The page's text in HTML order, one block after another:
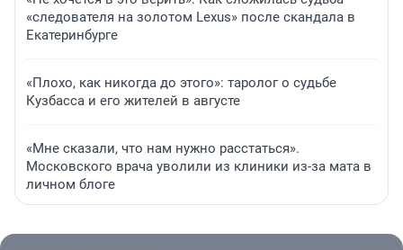
«следователя на золотом Lexus» после скандала в
Екатеринбурге
«Плохо, как никогда до этого»: таролог о судьбе
Кузбасса и его жителей в августе
«Мне сказали, что нам нужно расстаться».
Московского врача уволили из клиники из-за мата в
личном блоге